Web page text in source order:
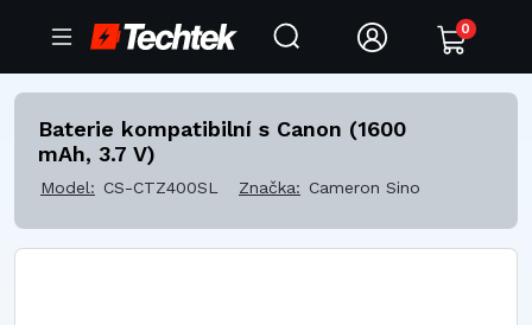
0
Baterie kompatibilní s Canon (1600
mAh, 3.7 V)
Model: CS-CTZ400SL Značka: Cameron Sino